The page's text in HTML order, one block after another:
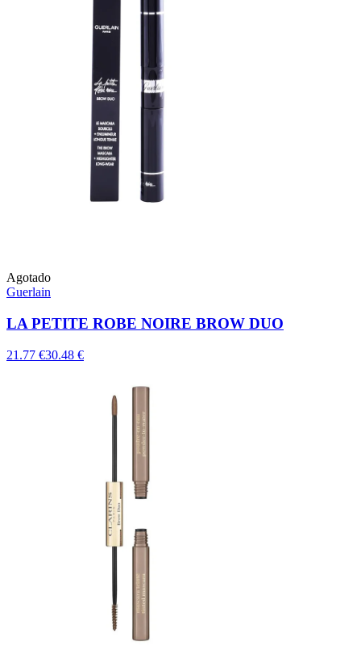
Agotado
Guerlain
LA PETITE ROBE NOIRE BROW DUO
21.77 €30.48 €